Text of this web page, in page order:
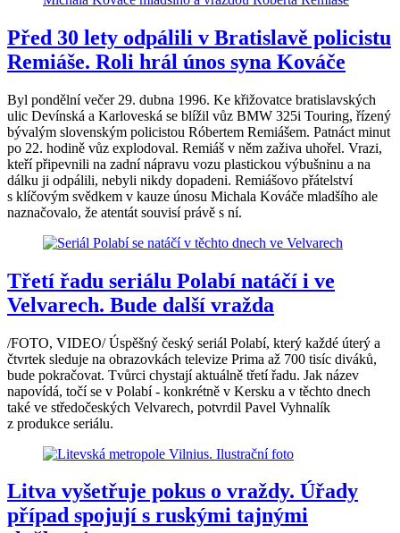
Před 30 lety odpálili v Bratislavě policistu
Remiáše. Roli hrál únos syna Kováče
Byl pondělní večer 29. dubna 1996. Ke křižovatce bratislavských
ulic Devínská a Karloveská se blížil vůz BMW 325i Touring, řízený
bývalým slovenským policistou Róbertem Remiášem. Patnáct minut
po 22. hodině vůz explodoval. Remiáš v něm zaživa uhořel. Vrazi,
kteří připevnili na zadní nápravu vozu plastickou výbušninu a na
dálku ji odpálili, nebyli nikdy dopadeni. Remiášovo přátelství
s klíčovým svědkem v kauze únosu Michala Kováče mladšího ale
naznačovalo, že atentát souvisí právě s ní.
Třetí řadu seriálu Polabí natáčí i ve
Velvarech. Bude další vražda
/FOTO, VIDEO/ Úspěšný český seriál Polabí, který každé úterý a
čtvrtek sleduje na obrazovkách televize Prima až 700 tisíc diváků,
bude pokračovat. Tvůrci chystají aktuálně třetí řadu. Jak název
napovídá, točí se v Polabí - konkrétně v Kersku a v těchto dnech
také ve středočeských Velvarech, potvrdil Pavel Vyhnalík
z produkce seriálu.
Litva vyšetřuje pokus o vraždy. Úřady
případ spojují s ruskými tajnými